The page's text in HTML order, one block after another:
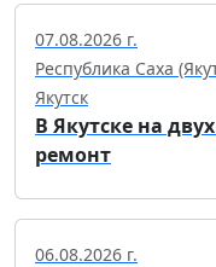
07.08.2026 г.
Республика Саха
Якутск
В Якутске на
ремонт
06.08.2026 г.